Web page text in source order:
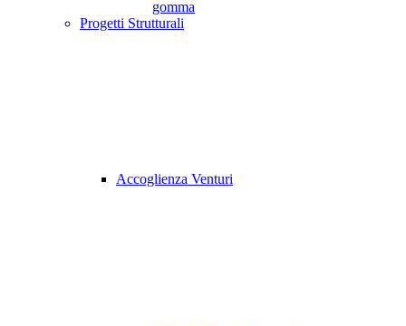
gomma
Progetti Strutturali
Accoglienza Venturi